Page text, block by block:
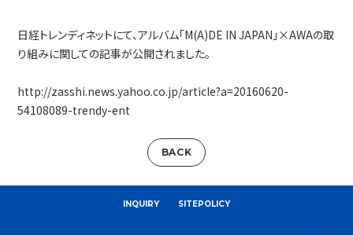
日経トレンディネットにて、アルバム「M(A)DE IN JAPAN」×AWAの取
り組みに関しての記事が公開されました。
http://zasshi.news.yahoo.co.jp/article?a=20160620-
54108089-trendy-ent
BACK
INQUIRY SITEPOLICY